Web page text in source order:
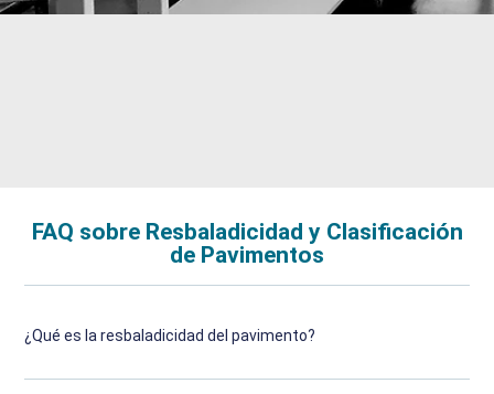
FAQ sobre Resbaladicidad y Clasificación
de Pavimentos
¿Qué es la resbaladicidad del pavimento?